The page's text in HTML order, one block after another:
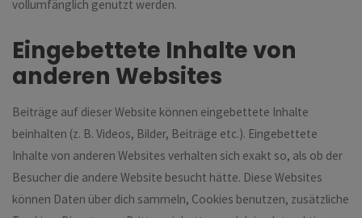
vollumfänglich genutzt werden.
Eingebettete Inhalte von
anderen Websites
Beiträge auf dieser Website können eingebettete Inhalte
beinhalten (z. B. Videos, Bilder, Beiträge etc.). Eingebettete
Inhalte von anderen Websites verhalten sich exakt so, als ob der
Besucher die andere Website besucht hätte. Diese Websites
können Daten über dich sammeln, Cookies benutzen, zusätzliche